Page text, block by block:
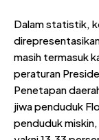
Dalam statistik,
masih termasuk
peraturan
Penetapan
jiwa penduduk
penduduk